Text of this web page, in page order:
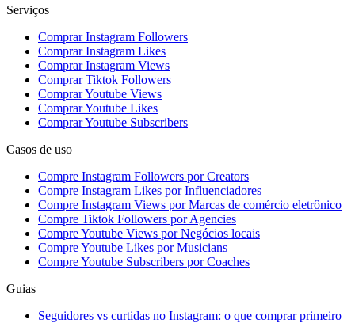
Serviços
Comprar Instagram Followers
Comprar Instagram Likes
Comprar Instagram Views
Comprar Tiktok Followers
Comprar Youtube Views
Comprar Youtube Likes
Comprar Youtube Subscribers
Casos de uso
Compre Instagram Followers por Creators
Compre Instagram Likes por Influenciadores
Compre Instagram Views por Marcas de comércio eletrônico
Compre Tiktok Followers por Agencies
Compre Youtube Views por Negócios locais
Compre Youtube Likes por Musicians
Compre Youtube Subscribers por Coaches
Guias
Seguidores vs curtidas no Instagram: o que comprar primeiro